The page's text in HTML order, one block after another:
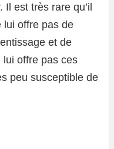
Il est très rare qu’il
lui offre pas de
et de
offre pas ces
peu susceptible de